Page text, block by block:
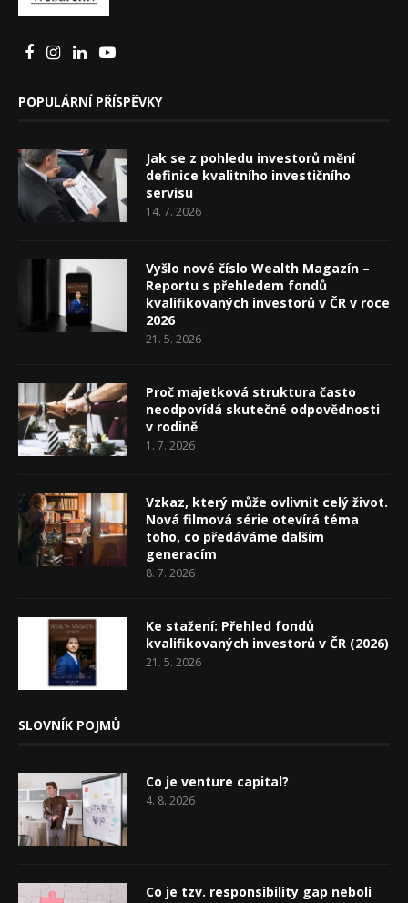
POPULÁRNÍ PŘÍSPĚVKY
Jak se z pohledu investorů mění
definice kvalitního investičního
servisu
14. 7. 2026
Vyšlo nové číslo Wealth Magazín –
Reportu s přehledem fondů
kvalifikovaných investorů v ČR v roce
2026
21. 5. 2026
Proč majetková struktura často
neodpovídá skutečné odpovědnosti
v rodině
1. 7. 2026
Vzkaz, který může ovlivnit celý život.
Nová filmová série otevírá téma
toho, co předáváme dalším
generacím
8. 7. 2026
Ke stažení: Přehled fondů
kvalifikovaných investorů v ČR (2026)
21. 5. 2026
SLOVNÍK POJMŮ
Co je venture capital?
4. 8. 2026
Co je tzv. responsibility gap neboli